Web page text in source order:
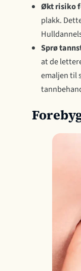
Økt risiko
plakk.
Sprø
at de
emaljen til